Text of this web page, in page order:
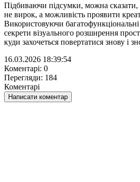
Підбиваючи підсумки, можна сказати,
не вирок, а можливість проявити
Використовуючи
секрети візуального розширення
куди захочеться повертатися знову і
16.03.2026 18:39:54
Коментарі: 0
Перегляди: 184
Коментарі
Написати коментар